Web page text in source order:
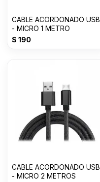
CABLE ACORDONADO USB
- MICRO 1 METRO
$ 190
CABLE ACORDONADO USB
- MICRO 2 METROS